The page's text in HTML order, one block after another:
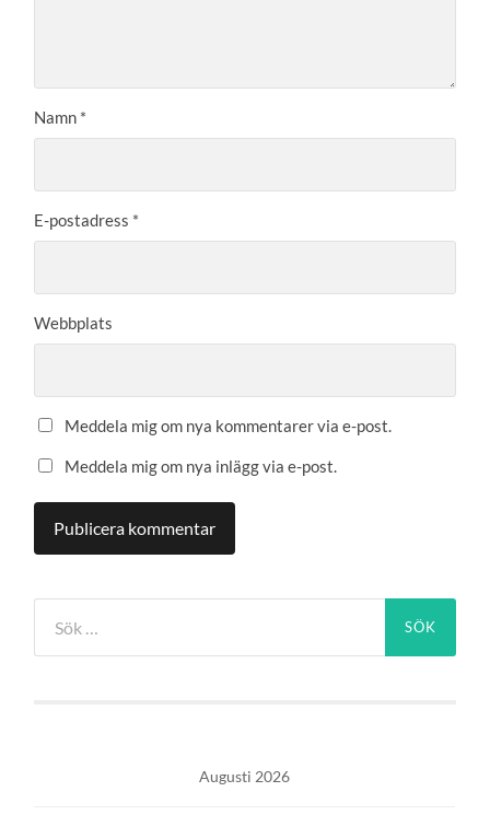
Namn *
E-postadress *
Webbplats
Meddela mig om nya kommentarer via e-post.
Meddela mig om nya inlägg via e-post.
efter:
Augusti 2026